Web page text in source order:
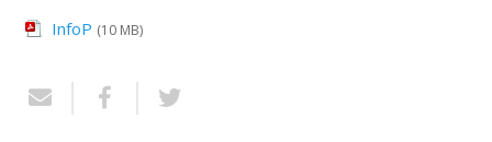
InfoP (10 MB)